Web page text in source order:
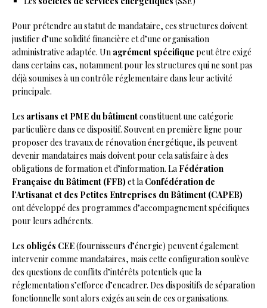
Pour prétendre au statut de mandataire, ces structures doivent
justifier d’une solidité financière et d’une organisation
administrative adaptée. Un agrément spécifique peut être exigé
dans certains cas, notamment pour les structures qui ne sont pas
déjà soumises à un contrôle réglementaire dans leur activité
principale.
Les artisans et PME du bâtimentconstituent une catégorie
particulière dans ce dispositif. Souvent en première ligne pour
proposer des travaux de rénovation énergétique, ils peuvent
devenir mandataires mais doivent pour cela satisfaire à des
obligations de formation et d’information. La Fédération
Française du Bâtiment (FFB) et la Confédération de
l’Artisanat et des Petites Entreprises du Bâtiment (CAPEB)
ont développé des programmes d’accompagnement spécifiques
pour leurs adhérents.
Les obligés CEE(fournisseurs d’énergie) peuvent également
intervenir comme mandataires, mais cette configuration soulève
des questions de conflits d’intérêts potentiels que la
réglementation s’efforce d’encadrer. Des dispositifs de séparation
fonctionnelle sont alors exigés au sein de ces organisations.